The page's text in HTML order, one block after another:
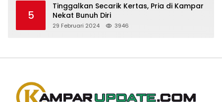
5
Tinggalkan Secarik Kertas, Pria di Kampar
Nekat Bunuh Diri
29 Februari 2024 3946